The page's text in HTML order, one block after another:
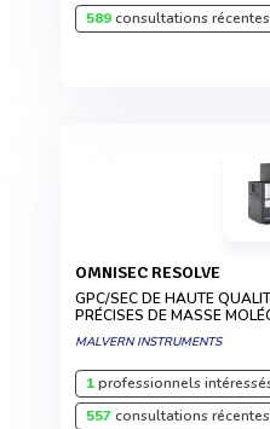
589consultations récentes
OMNISEC RESOLVE
GPC/SEC DE HAUTE
PRÉCISES DE MASSE
MALVERN INSTRUMENTS
1professionnels
557consultations récentes